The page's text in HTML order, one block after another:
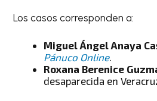
Los casos corresponden a:
Miguel Ángel Anaya
Pánuco Online.
Roxana Berenice
desaparecida en